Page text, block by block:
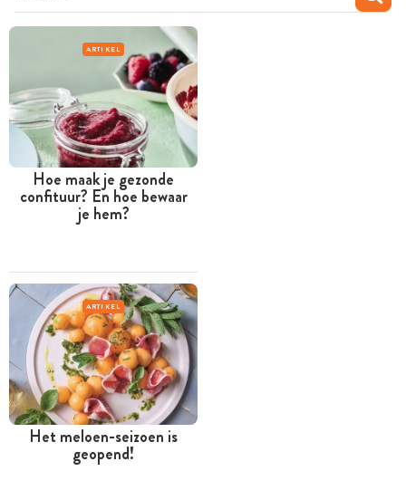
ARTIKEL
Hoe maak je gezonde
confituur? En hoe bewaar
je hem?
ARTIKEL
Het meloen-seizoen is
geopend!
MIJN BEWAARDE RECEPTEN